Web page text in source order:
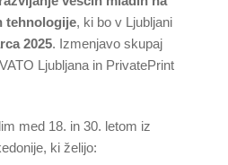
tehnologije, ki bo v Ljubljani
2025. Izmenjavo skupaj
Ljubljana in PrivatePrint
med 18. in 30. letom iz
ki želijo: